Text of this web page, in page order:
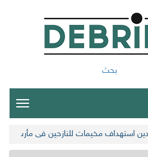
بحث
استهداف مخيمات للنازحين في مأرب